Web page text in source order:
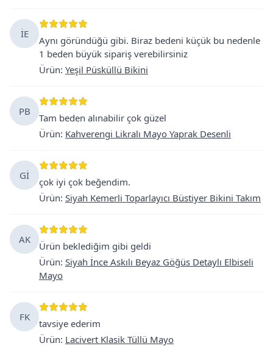
İE
Aynı göründüğü gibi. Biraz bedeni küçük bu nedenle
1 beden büyük sipariş verebilirsiniz
Ürün: Yeşil Püsküllü Bikini
PB
Tam beden alınabilir çok güzel
Ürün: Kahverengi Likralı Mayo Yaprak Desenli
Gİ
çok iyi çok beğendim.
Ürün: Siyah Kemerli Toparlayıcı Büstiyer Bikini Takım
AK
Ürün beklediğim gibi geldi
Ürün: Siyah İnce Askılı Beyaz Göğüs Detaylı Elbiseli
Mayo
FK
tavsiye ederim
Ürün: Lacivert Klasik Tüllü Mayo